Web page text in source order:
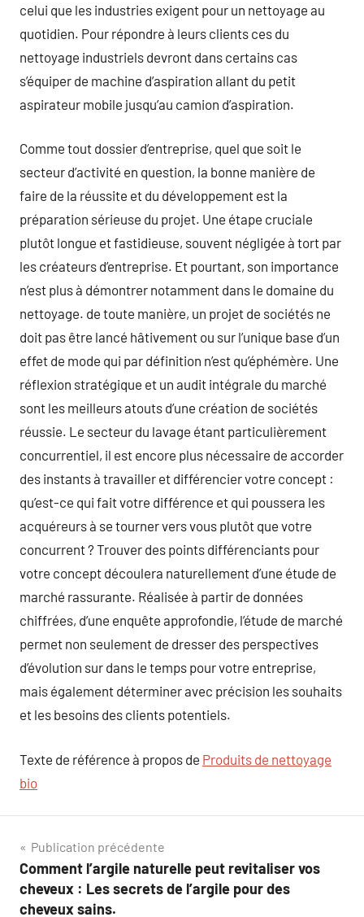
celui que les industries exigent pour un nettoyage au
quotidien. Pour répondre à leurs clients ces du
nettoyage industriels devront dans certains cas
s’équiper de machine d’aspiration allant du petit
aspirateur mobile jusqu’au camion d’aspiration.
Comme tout dossier d’entreprise, quel que soit le
secteur d’activité en question, la bonne manière de
faire de la réussite et du développement est la
préparation sérieuse du projet. Une étape cruciale
plutôt longue et fastidieuse, souvent négligée à tort par
les créateurs d’entreprise. Et pourtant, son importance
n’est plus à démontrer notamment dans le domaine du
nettoyage. de toute manière, un projet de sociétés ne
doit pas être lancé hâtivement ou sur l’unique base d’un
effet de mode qui par définition n’est qu’éphémère. Une
réflexion stratégique et un audit intégrale du marché
sont les meilleurs atouts d’une création de sociétés
réussie. Le secteur du lavage étant particulièrement
concurrentiel, il est encore plus nécessaire de accorder
des instants à travailler et différencier votre concept :
qu’est-ce qui fait votre différence et qui poussera les
acquéreurs à se tourner vers vous plutôt que votre
concurrent ? Trouver des points différenciants pour
votre concept découlera naturellement d’une étude de
marché rassurante. Réalisée à partir de données
chiffrées, d’une enquête approfondie, l’étude de marché
permet non seulement de dresser des perspectives
d’évolution sur dans le temps pour votre entreprise,
mais également déterminer avec précision les souhaits
et les besoins des clients potentiels.
Texte de référence à propos de Produits de nettoyage
bio
Navigation
de
Publication précédente
Comment l’argile naturelle peut revitaliser vos
cheveux : Les secrets de l’argile pour des
cheveux sains.